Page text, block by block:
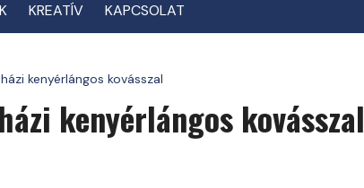
KREATÍV KAPCSOLAT
kenyérlángos kovásszal
kenyérlángos kovásszal